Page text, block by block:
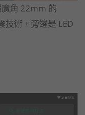
角 22mm 的
技術，旁邊是 LED